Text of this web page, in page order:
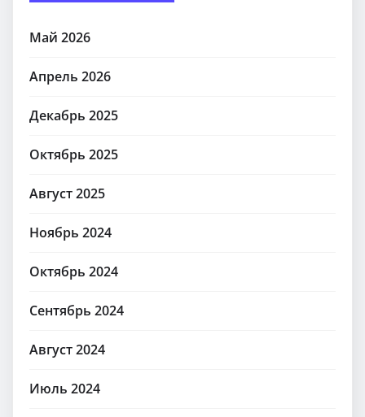
Май 2026
Апрель 2026
Декабрь 2025
Октябрь 2025
Август 2025
Ноябрь 2024
Октябрь 2024
Сентябрь 2024
Август 2024
Июль 2024